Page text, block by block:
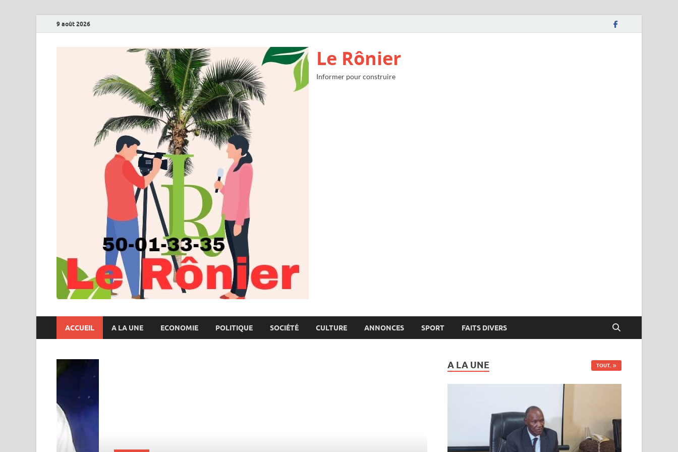
9 août 2026
Le Rônier
Informer pour construire
ACCUEIL A LA UNE ECONOMIE POLITIQUE SOCIÉTÉ CULTURE ANNONCES SPORT FAITS DIVERS
A LA UNE TOUT..